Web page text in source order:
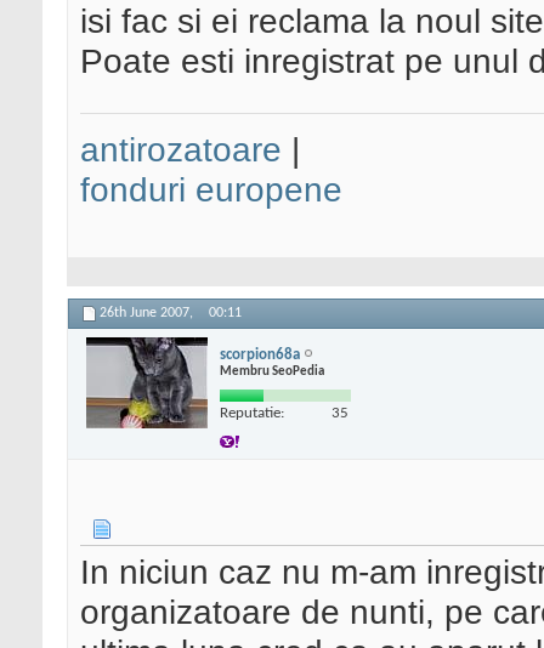
isi fac si ei reclama la noul
Poate esti inregistrat pe unul
antirozatoare |
fonduri europene
26th June 2007, 00:11
scorpion68a
Membru SeoPedia
Reputatie: 35
In niciun caz nu m-am
organizatoare de nunti, pe